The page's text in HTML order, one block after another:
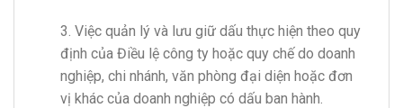
3. Việc quản lý và lưu giữ dấu thực hiện theo quy
định của Điều lệ công ty hoặc quy chế do doanh
nghiệp, chi nhánh, văn phòng đại diện hoặc đơn
vị khác của doanh nghiệp có dấu ban hành.